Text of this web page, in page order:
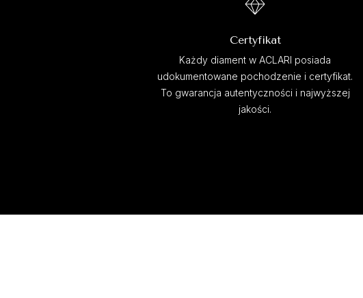
Certyfikat
Każdy diament w ACLARI posiada
udokumentowane pochodzenie i certyfikat.
To gwarancja autentyczności i najwyższej
jakości.